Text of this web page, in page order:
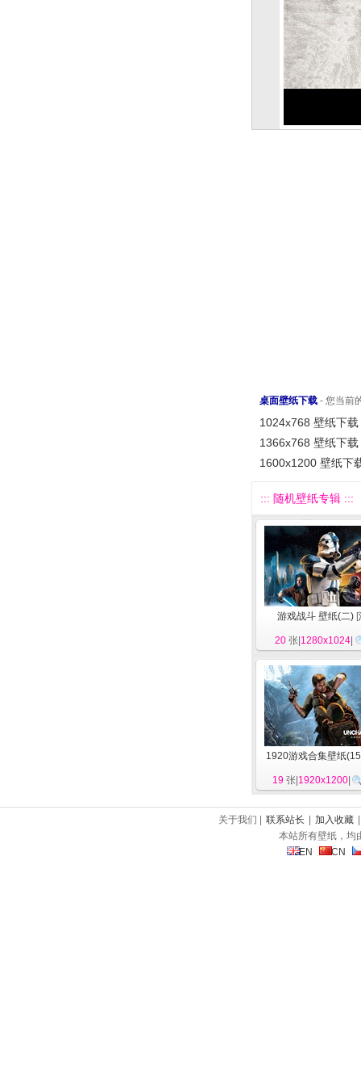
桌面壁纸下载 - 您当前
1024x768 壁纸下载
1366x768 壁纸下载
1600x1200 壁纸下
::: 随机壁纸专辑 :::
游戏战斗 壁纸(二) [
20 张| 1280x1024
1920游戏合集壁纸
19 张| 1920x1200
关于我们 | 联系站长 加入收藏
本站所有壁纸，均
EN
CN